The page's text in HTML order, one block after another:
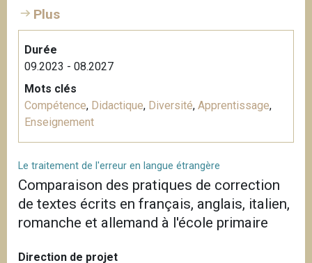
Plus
Durée
09.2023 - 08.2027
Mots clés
Compétence, Didactique, Diversité, Apprentissage,
Enseignement
Le traitement de l'erreur en langue étrangère
Comparaison des pratiques de correction
de textes écrits en français, anglais, italien,
romanche et allemand à l'école primaire
Direction de projet